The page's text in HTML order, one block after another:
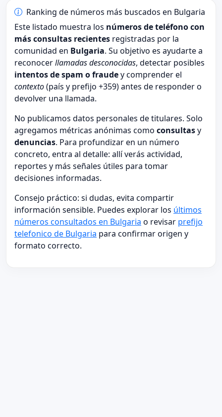
Ranking de números más buscados en Bulgaria
Este listado muestra los números de teléfono con
más consultas recientes registradas por la
comunidad en Bulgaria. Su objetivo es ayudarte a
reconocerllamadas desconocidas, detectar posibles
intentos de spam o fraudey comprender el
contexto(país y prefijo +359) antes de responder o
devolver una llamada.
No publicamos datos personales de titulares. Solo
agregamos métricas anónimas como consultasy
denuncias. Para profundizar en un número
concreto, entra al detalle: allí verás actividad,
reportes y más señales útiles para tomar
decisiones informadas.
Consejo práctico: si dudas, evita compartir
información sensible. Puedes explorar los últimos
números consultados en Bulgaria o revisar prefijo
telefonico de Bulgaria para confirmar origen y
formato correcto.